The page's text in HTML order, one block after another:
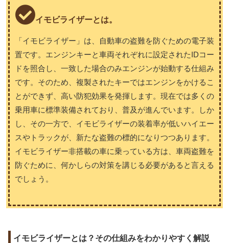
イモビライザーとは。
「イモビライザー」は、自動車の盗難を防ぐための電子装
置です。エンジンキーと車両それぞれに設定されたIDコー
ドを照合し、一致した場合のみエンジンが始動する仕組み
です。そのため、複製されたキーではエンジンをかけるこ
とができず、高い防犯効果を発揮します。現在では多くの
乗用車に標準装備されており、普及が進んでいます。しか
し、その一方で、イモビライザーの装着率が低いハイエー
スやトラックが、新たな盗難の標的になりつつあります。
イモビライザー非搭載の車に乗っている方は、車両盗難を
防ぐために、何かしらの対策を講じる必要があると言える
でしょう。
イモビライザーとは？その仕組みをわかりやすく解説